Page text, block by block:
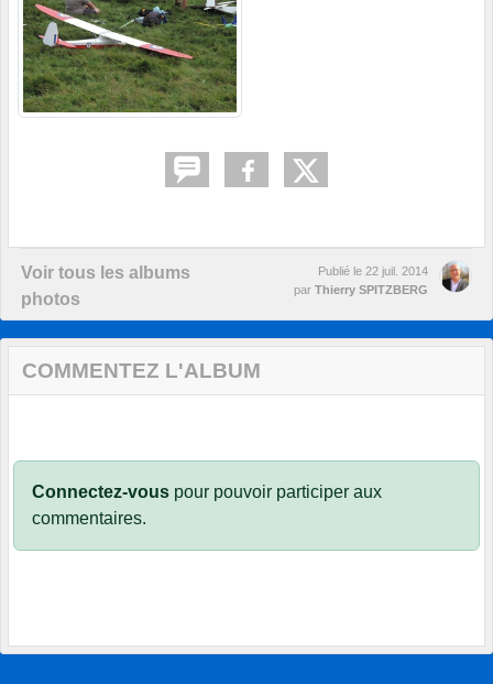
Voir tous les albums
photos
Publié le 22 juil. 2014
par Thierry SPITZBERG
COMMENTEZ L'ALBUM
Connectez-vous pour pouvoir participer aux
commentaires.